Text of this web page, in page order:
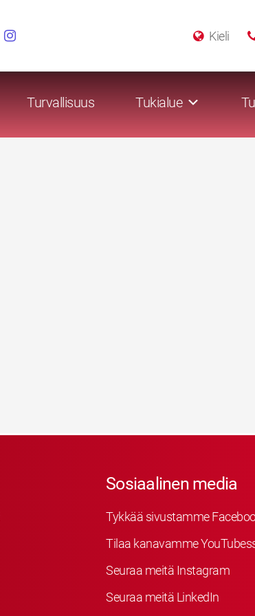
Kieli
Turvallisuus Tukialue
Sosiaalinen media
Tykkää sivustamme
Tilaa kanavamme
Seuraa meitä Instagram
Seuraa meitä LinkedIn